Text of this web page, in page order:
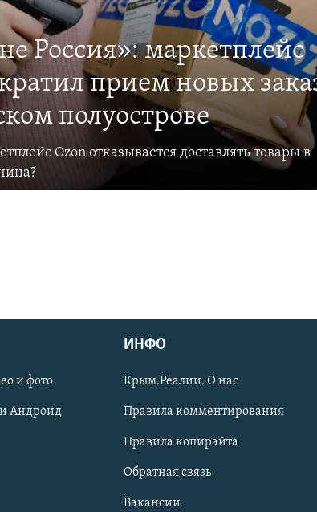
Россия»: маркетплейс
прием новых
полуострове
Ozon отказывается доставлять товары в
и фото
Андроид
ИНФО
Крым.Реалии. О нас
Правила комментирования
Правила копирайта
Обратная связь
Вакансии